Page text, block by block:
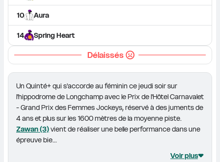
10 Aura
14 Spring Heart
Délaissés
Un Quinté+ qui s'accorde au féminin ce jeudi soir sur
l'hippodrome de Longchamp avec le Prix de l'Hôtel Carnavalet
- Grand Prix des Femmes Jockeys, réservé à des juments de
4 ans et plus sur les 1600 mètres de la moyenne piste.
Zawan (3) vient de réaliser une belle performance dans une
épreuve bie...
Voir plus